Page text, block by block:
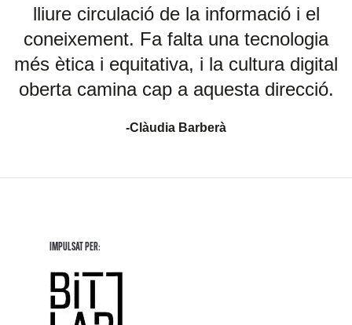
lliure circulació de la informació i el
coneixement. Fa falta una tecnologia
més ètica i equitativa, i la cultura digital
oberta camina cap a aquesta direcció.
-Clàudia Barberà
Impulsat per: